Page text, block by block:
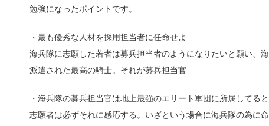
勉強になったポイントです。
・最も優秀な人材を採用担当者に任命せよ
海兵隊に志願した若者は募兵担当者のようになりたいと願い、
派遣された最高の騎士。それが募兵担当官
・海兵隊の募兵担当官は地上最強のエリート軍団に所属してる
志願者は必ずそれに感応する。いざという場合に海兵隊の為に